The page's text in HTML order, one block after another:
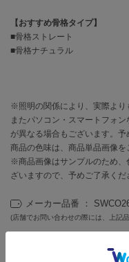
emmi
エミ
emmi yoga
エミヨガ
ETRÉ TOKYO
エトレトウキョウ
ey
アイ
【おすすめ骨格タイプ】
■骨格ストレート
■骨格ナチュラル
※照明の関係により、実際より
またパソコン・スマートフォ
が異なる場合もございます。予
商品の色味は、商品単品画像を
※商品画像はサンプルのため、
ざいますので、予めご了承くだ
メーカー品番 ：
(店舗でお問い合わせの際には、上記
SNIDELワ